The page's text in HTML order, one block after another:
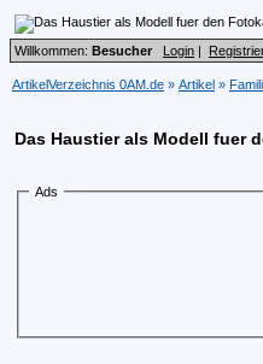
Willkommen: Besucher Login |
ArtikelVerzeichnis 0AM.de » Artikel »
Das Haustier als Modell fuer
Ads